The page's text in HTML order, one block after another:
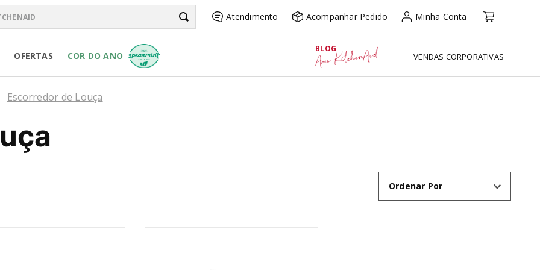
JAR
Atendimento Acompanhar Pedido Minha Conta
OFERTAS COR DO ANO
BLOG
Amo KitchenAid VENDAS CORPORATIVAS
Escorredor de Louça
Ordenar Por